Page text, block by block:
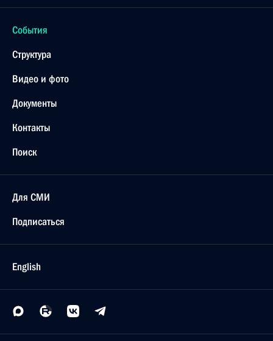
События
Структура
Видео и фото
Документы
Контакты
Поиск
Для СМИ
Подписаться
English